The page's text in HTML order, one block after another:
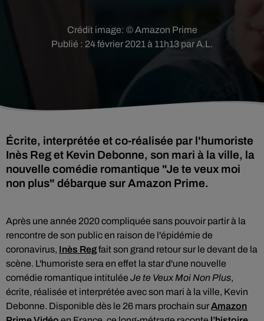
Publié : 24 février 2021 à 11h13 par A.L.
Crédit image: © Amazon Prime
Écrite, interprétée et co-réalisée par l'humoriste
Inès Reg et Kevin Debonne, son mari à la ville, la
nouvelle comédie romantique "Je te veux moi
non plus" débarque sur Amazon Prime.
Après une année 2020 compliquée sans pouvoir partir à la
rencontre de son public en raison de l'épidémie de
coronavirus, Inès Regfait son grand retour sur le devant de la
scène. L'humoriste sera en effet la star d'une nouvelle
comédie romantique intitulée Je te Veux Moi Non Plus,
écrite, réalisée et interprétée avec son mari à la ville, Kevin
Debonne. Disponible dès le 26 mars prochain surAmazon